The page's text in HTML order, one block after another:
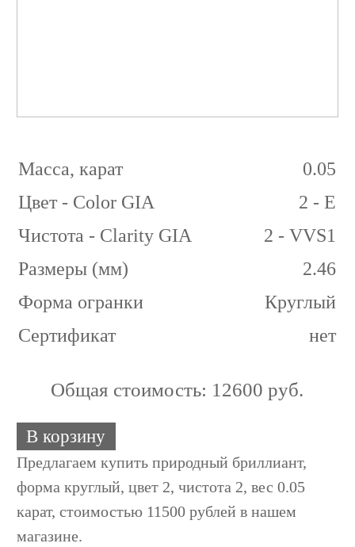
Масса, карат
0.05
Цвет - Color GIA
2 - E
Чистота - Clarity GIA
2 - VVS1
Размеры (мм)
2.46
Форма огранки
Круглый
Сертификат
нет
Общая стоимость: 12600 руб.
В корзину
Предлагаем купить природный бриллиант,
форма круглый, цвет 2, чистота 2, вес 0.05
карат, стоимостью 11500 рублей в нашем
магазине.